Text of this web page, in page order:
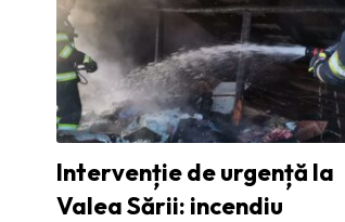
Intervenție de urgență la
Valea Sării: incendiu